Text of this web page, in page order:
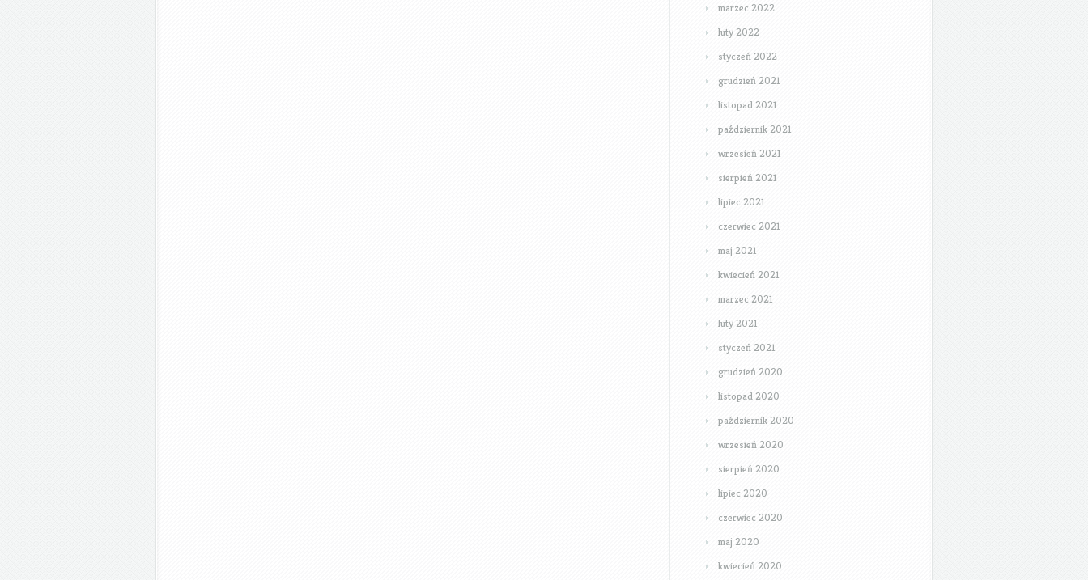
marzec 2022
luty 2022
styczeń 2022
grudzień 2021
listopad 2021
październik 2021
wrzesień 2021
sierpień 2021
lipiec 2021
czerwiec 2021
maj 2021
kwiecień 2021
marzec 2021
luty 2021
styczeń 2021
grudzień 2020
listopad 2020
październik 2020
wrzesień 2020
sierpień 2020
lipiec 2020
czerwiec 2020
maj 2020
kwiecień 2020